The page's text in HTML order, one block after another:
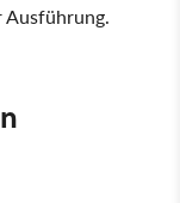
Ausführung.